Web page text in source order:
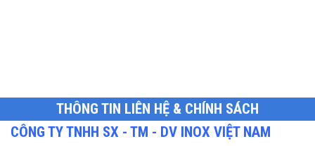
THÔNG TIN LIÊN HỆ & CHÍNH SÁCH
CÔNG TY TNHH SX - TM - DV INOX VIỆT NAM